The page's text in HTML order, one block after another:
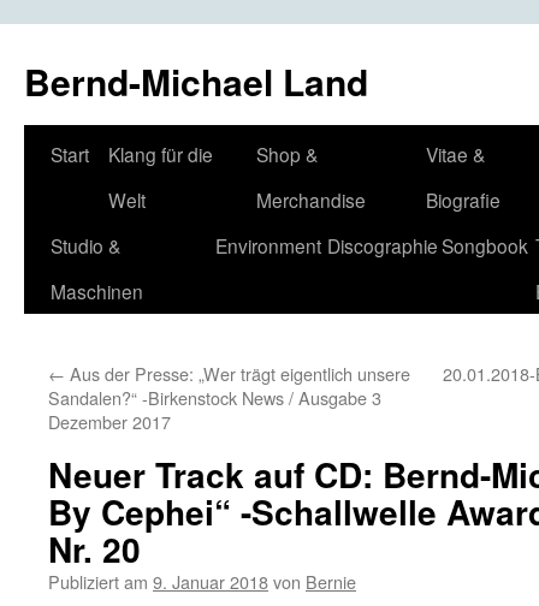
Bernd-Michael Land
Zum
springen
Start
Klang für die
Welt
Shop &
Merchandise
Vitae &
Biografie
Studio &
Maschinen
Environment DiscographieSongbook
← Aus der Presse: „Wer trägt eigentlich unsere
Sandalen?“ -Birkenstock News / Ausgabe 3
Dezember 2017
Neuer Track auf CD: Bernd-
By Cephei“ -Schallwelle
Nr. 20
Publiziert am 9. Januar 2018von Bernie